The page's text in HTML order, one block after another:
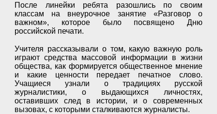
После линейки ребята разошлись по своим
классам на внеурочное занятие «Разговор о
важном», которое было посвящено Дню
российской печати.
Учителя рассказывали о том, какую важную роль
играют средства массовой информации в жизни
общества, как формируется общественное мнение
и какие ценности передает печатное слово.
Учащиеся узнали о традициях русской
журналистики, о выдающихся личностях,
оставивших след в истории, и о современных
вызовах, с которыми сталкиваются журналисты.